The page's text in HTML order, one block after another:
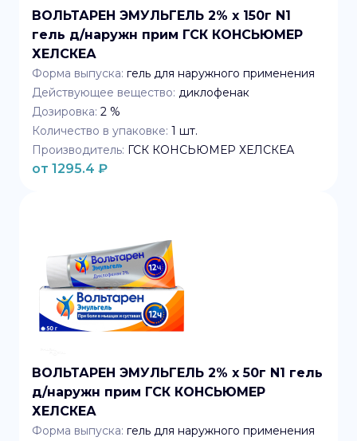
ВОЛЬТАРЕН ЭМУЛЬГЕЛЬ 2% x 150г N1
гель д/наружн прим ГСК КОНСЬЮМЕР
ХЕЛСКЕА
Форма выпуска: гель для наружного применения
Действующее вещество: диклофенак
Дозировка: 2 %
Количество в упаковке: 1 шт.
Производитель: ГСК КОНСЬЮМЕР ХЕЛСКЕА
от 1295.4 ₽
ВОЛЬТАРЕН ЭМУЛЬГЕЛЬ 2% x 50г N1 гель
д/наружн прим ГСК КОНСЬЮМЕР
ХЕЛСКЕА
Форма выпуска: гель для наружного применения